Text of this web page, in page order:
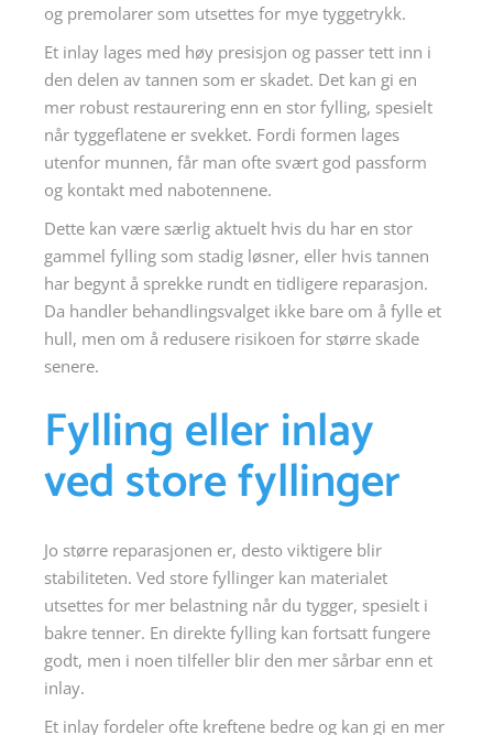
og premolarer som utsettes for mye tyggetrykk.
Et inlay lages med høy presisjon og passer tett inn i
den delen av tannen som er skadet. Det kan gi en
mer robust restaurering enn en stor fylling, spesielt
når tyggeflatene er svekket. Fordi formen lages
utenfor munnen, får man ofte svært god passform
og kontakt med nabotennene.
Dette kan være særlig aktuelt hvis du har en stor
gammel fylling som stadig løsner, eller hvis tannen
har begynt å sprekke rundt en tidligere reparasjon.
Da handler behandlingsvalget ikke bare om å fylle et
hull, men om å redusere risikoen for større skade
senere.
Fylling eller inlay
ved store fyllinger
Jo større reparasjonen er, desto viktigere blir
stabiliteten. Ved store fyllinger kan materialet
utsettes for mer belastning når du tygger, spesielt i
bakre tenner. En direkte fylling kan fortsatt fungere
godt, men i noen tilfeller blir den mer sårbar enn et
inlay.
Et inlay fordeler ofte kreftene bedre og kan gi en mer